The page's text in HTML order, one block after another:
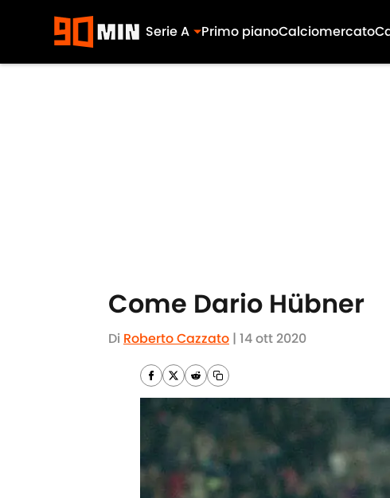
Serie A Primo pianoCalciomercato
Come Dario Hübner
Di Roberto Cazzato | 14 ott 2020